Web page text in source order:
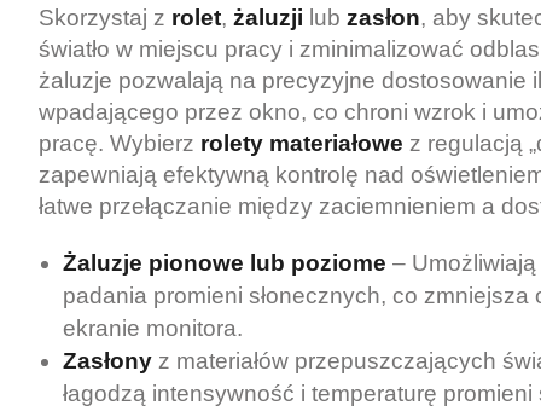
Skorzystaj z rolet, żaluzji lub zasłon, aby
światło w miejscu pracy i zminimalizować
żaluzje pozwalają na precyzyjne dostosowanie
wpadającego przez okno, co chroni wzrok i
pracę. Wybierz rolety materiałowe z regulacją
zapewniają efektywną kontrolę nad
łatwe przełączanie między zaciemnieniem a
Żaluzje pionowe lub poziome –
padania promieni słonecznych, co zmniejsza
ekranie monitora.
Zasłony z materiałów przepuszczających
łagodzą intensywność i temperaturę promieni